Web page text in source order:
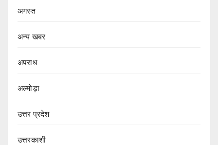
अगस्त
अन्य खबर
अपराध
अल्मोड़ा
उत्तर प्रदेश
उत्तरकाशी